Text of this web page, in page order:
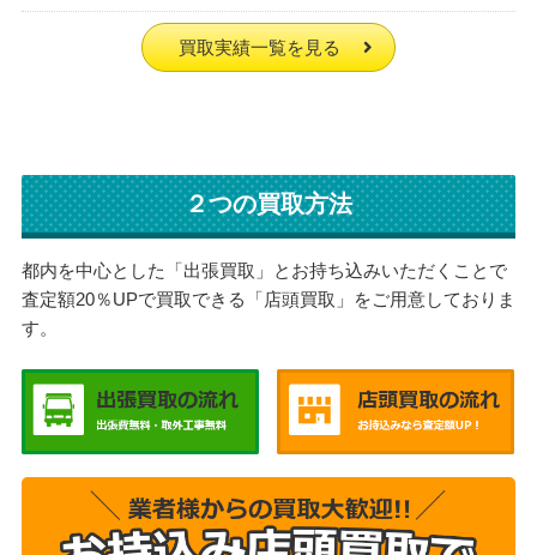
買取実績一覧を見る
２つの買取方法
都内を中心とした「出張買取」とお持ち込みいただくことで
査定額20％UPで買取できる「店頭買取」をご用意しておりま
す。